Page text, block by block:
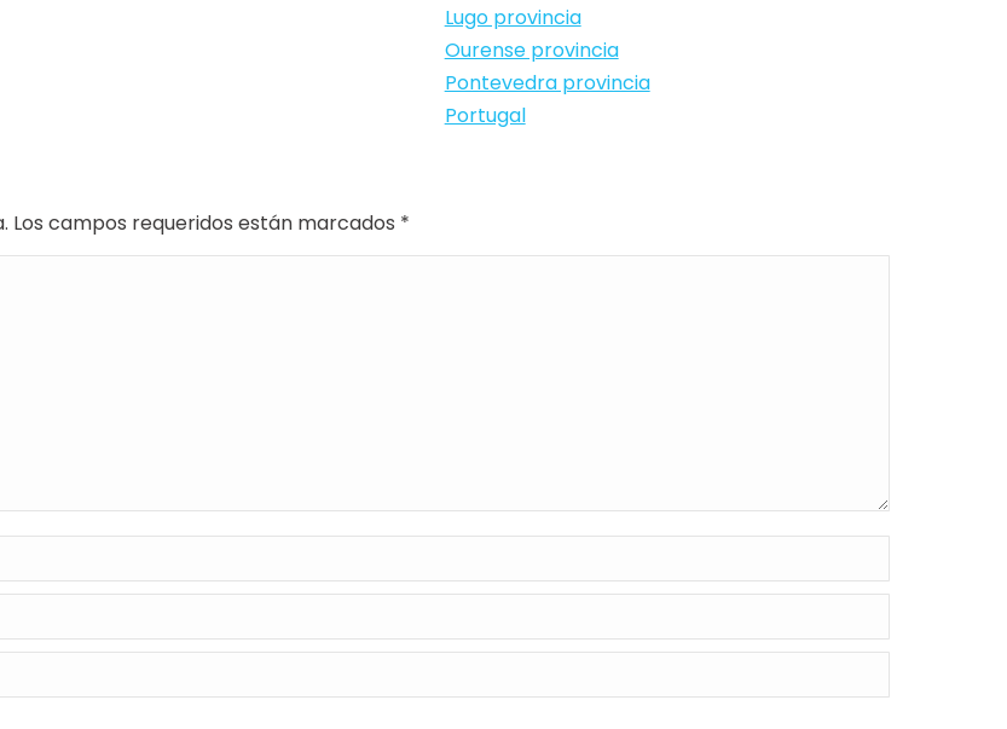
Lugo provincia
Ourense provincia
Pontevedra provincia
Portugal
campos requeridos están marcados *